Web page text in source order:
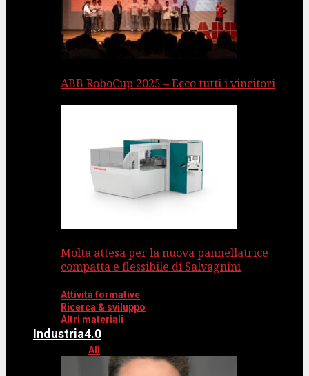
ABB RoboCup 2025 – Ecco tutti i vincitori
Molta attesa per la nuova pannellatrice
compatta e flessibile di Salvagnini
Attività formative
Ricerca & sviluppo
Altri materiali
Industria4.0
All